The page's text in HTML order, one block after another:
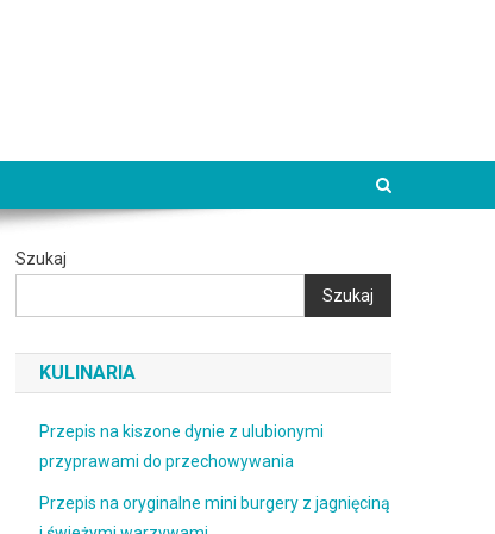
Szukaj
Szukaj
KULINARIA
Przepis na kiszone dynie z ulubionymi
przyprawami do przechowywania
Przepis na oryginalne mini burgery z jagnięciną